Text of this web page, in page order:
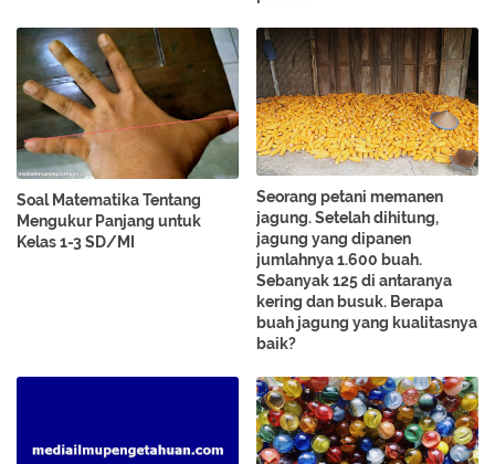
Soal Matematika Tentang
Mengukur Panjang untuk
Kelas 1-3 SD/MI
Seorang petani memanen
jagung. Setelah dihitung,
jagung yang dipanen
jumlahnya 1.600 buah.
Sebanyak 125 di antaranya
kering dan busuk. Berapa
buah jagung yang kualitasnya
baik?